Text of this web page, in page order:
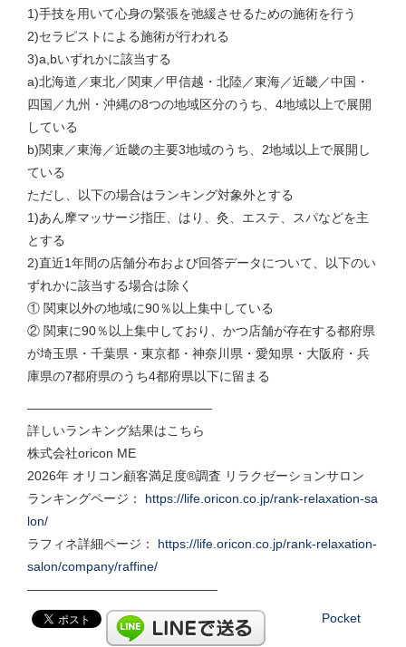
1)手技を用いて心身の緊張を弛緩させるための施術を行う
2)セラピストによる施術が行われる
3)a,bいずれかに該当する
a)北海道／東北／関東／甲信越・北陸／東海／近畿／中国・
四国／九州・沖縄の8つの地域区分のうち、4地域以上で展開
している
b)関東／東海／近畿の主要3地域のうち、2地域以上で展開し
ている
ただし、以下の場合はランキング対象外とする
1)あん摩マッサージ指圧、はり、灸、エステ、スパなどを主
とする
2)直近1年間の店舗分布および回答データについて、以下のい
ずれかに該当する場合は除く
① 関東以外の地域に90％以上集中している
② 関東に90％以上集中しており、かつ店舗が存在する都府県
が埼玉県・千葉県・東京都・神奈川県・愛知県・大阪府・兵
庫県の7都府県のうち4都府県以下に留まる
——————————————–
詳しいランキング結果はこちら
株式会社oricon ME
2026年 オリコン顧客満足度®調査 リラクゼーションサロン
ランキングページ： https://life.oricon.co.jp/rank-relaxation-sa
lon/
ラフィネ詳細ページ： https://life.oricon.co.jp/rank-relaxation-
salon/company/raffine/
———————————————
Pocket